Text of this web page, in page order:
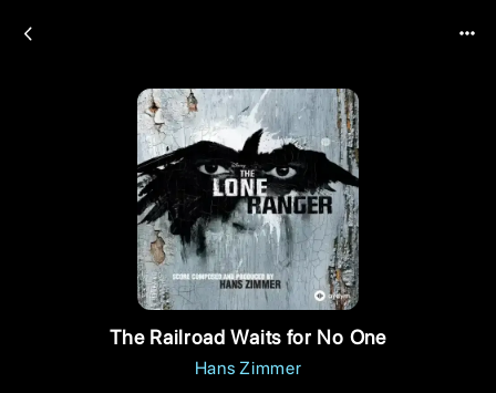
The Railroad Waits for No One
Hans Zimmer